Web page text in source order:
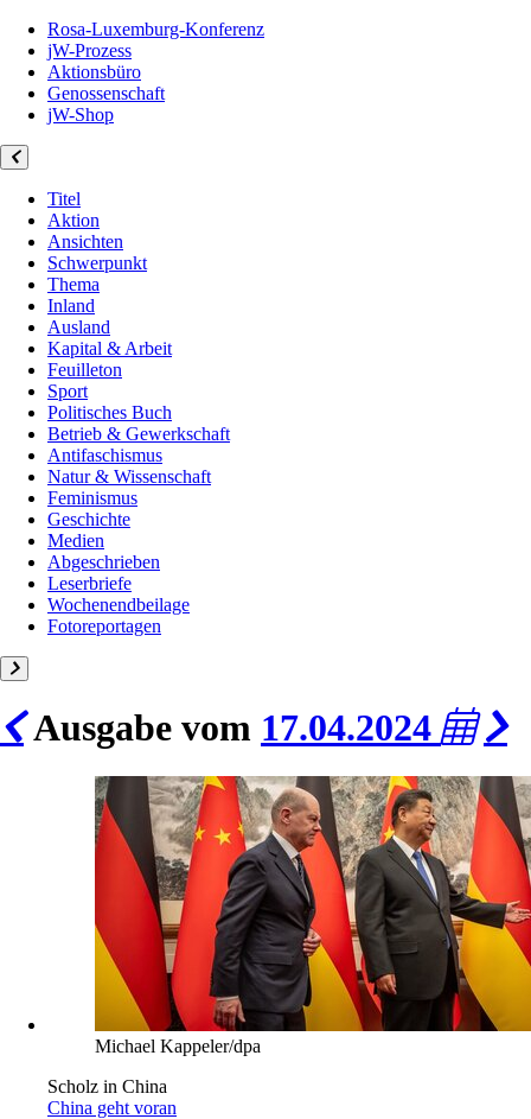
Rosa-Luxemburg-Konferenz
jW-Prozess
Aktionsbüro
Genossenschaft
jW-Shop
Titel
Aktion
Ansichten
Schwerpunkt
Thema
Inland
Ausland
Kapital & Arbeit
Feuilleton
Sport
Politisches Buch
Betrieb & Gewerkschaft
Antifaschismus
Natur & Wissenschaft
Feminismus
Geschichte
Medien
Abgeschrieben
Leserbriefe
Wochenendbeilage
Fotoreportagen
Ausgabe vom 17.04.2024
Michael Kappeler/dpa
Scholz in China
China geht voran